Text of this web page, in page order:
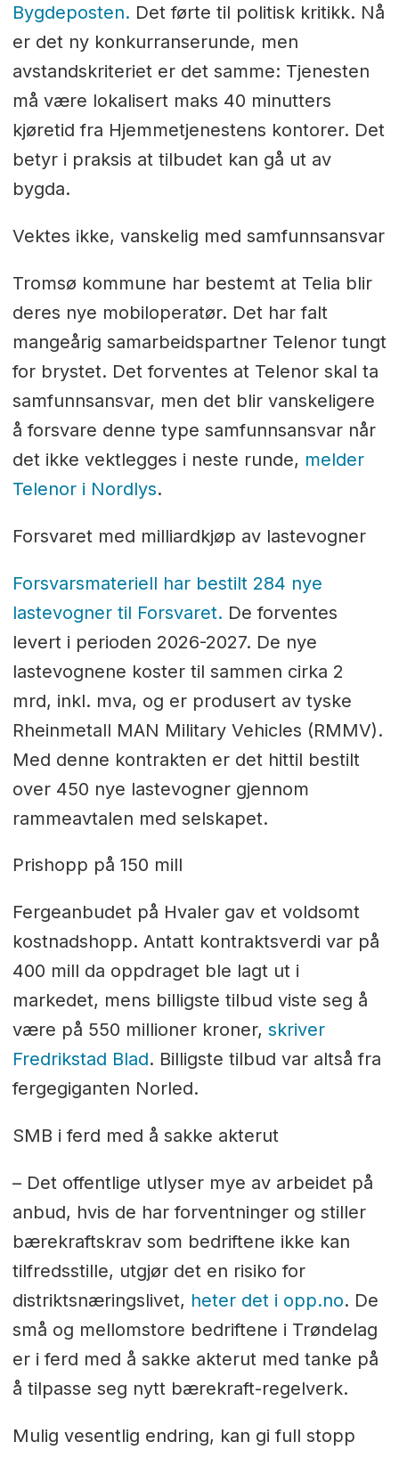
Bygdeposten. Det førte til politisk kritikk. Nå
er det ny konkurranserunde, men
avstandskriteriet er det samme: Tjenesten
må være lokalisert maks 40 minutters
kjøretid fra Hjemmetjenestens kontorer. Det
betyr i praksis at tilbudet kan gå ut av
bygda.
Vektes ikke, vanskelig med samfunnsansvar
Tromsø kommune har bestemt at Telia blir
deres nye mobiloperatør. Det har falt
mangeårig samarbeidspartner Telenor tungt
for brystet. Det forventes at Telenor skal ta
samfunnsansvar, men det blir vanskeligere
å forsvare denne type samfunnsansvar når
det ikke vektlegges i neste runde, melder
Telenor i Nordlys.
Forsvaret med milliardkjøp av lastevogner
Forsvarsmateriell har bestilt 284 nye
lastevogner til Forsvaret. De forventes
levert i perioden 2026-2027. De nye
lastevognene koster til sammen cirka 2
mrd, inkl. mva, og er produsert av tyske
Rheinmetall MAN Military Vehicles (RMMV).
Med denne kontrakten er det hittil bestilt
over 450 nye lastevogner gjennom
rammeavtalen med selskapet.
Prishopp på 150 mill
Fergeanbudet på Hvaler gav et voldsomt
kostnadshopp. Antatt kontraktsverdi var på
400 mill da oppdraget ble lagt ut i
markedet, mens billigste tilbud viste seg å
være på 550 millioner kroner, skriver
Fredrikstad Blad. Billigste tilbud var altså fra
fergegiganten Norled.
SMB i ferd med å sakke akterut
– Det offentlige utlyser mye av arbeidet på
anbud, hvis de har forventninger og stiller
bærekraftskrav som bedriftene ikke kan
tilfredsstille, utgjør det en risiko for
distriktsnæringslivet, heter det i opp.no. De
små og mellomstore bedriftene i Trøndelag
er i ferd med å sakke akterut med tanke på
å tilpasse seg nytt bærekraft-regelverk.
Mulig vesentlig endring, kan gi full stopp